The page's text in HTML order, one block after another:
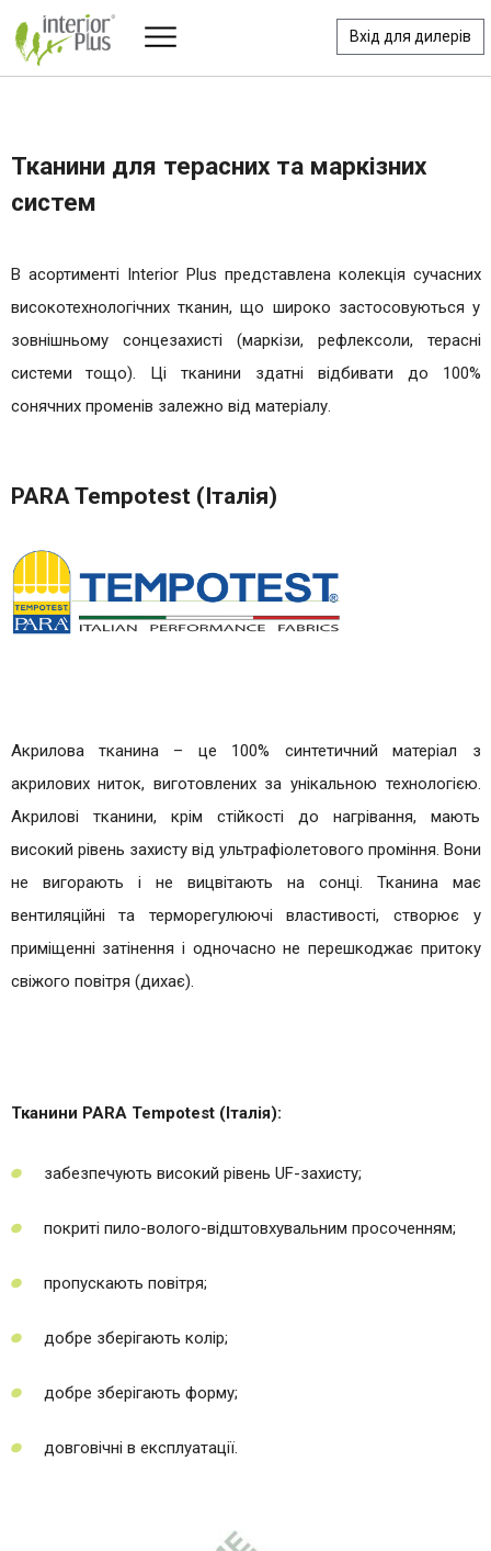
Вхід для дилерів
Тканини для терасних та маркізних
систем
В асортименті Interior Plus представлена колекція сучасних
високотехнологічних тканин, що широко застосовуються у
зовнішньому сонцезахисті (маркізи, рефлексоли, терасні
системи тощо). Ці тканини здатні відбивати до 100%
сонячних променів залежно від матеріалу.
PARA Tempotest (Італія)
Акрилова тканина – це 100% синтетичний матеріал з
акрилових ниток, виготовлених за унікальною технологією.
Акрилові тканини, крім стійкості до нагрівання, мають
високий рівень захисту від ультрафіолетового проміння. Вони
не вигорають і не вицвітають на сонці. Тканина має
вентиляційні та терморегулюючі властивості, створює у
приміщенні затінення і одночасно не перешкоджає притоку
свіжого повітря (дихає).
Тканини PARA Tempotest (Італія):
забезпечують високий рівень UF-захисту;
покриті пило-волого-відштовхувальним просоченням;
пропускають повітря;
добре зберігають колір;
добре зберігають форму;
довговічні в експлуатації.